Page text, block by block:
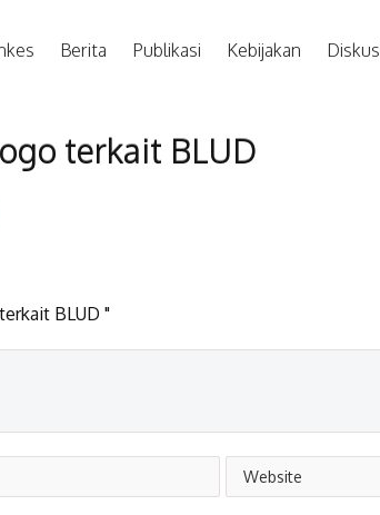
Berita Publikasi Kebijakan
terkait BLUD
BLUD "